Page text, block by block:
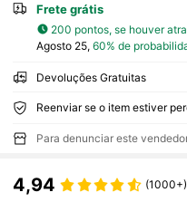
Frete grátis
200 pontos, se houver
Agosto 25, 60% de
Devoluções Gratuitas
Para denunciar este
4,94 (1000+)